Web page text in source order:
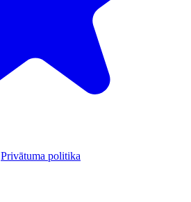
Privātuma politika